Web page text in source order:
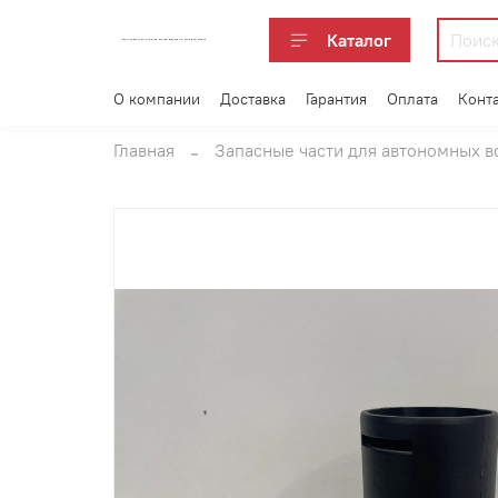
Каталог
О компании Доставка Гарантия Оплата
Главная Запасные части для автономных